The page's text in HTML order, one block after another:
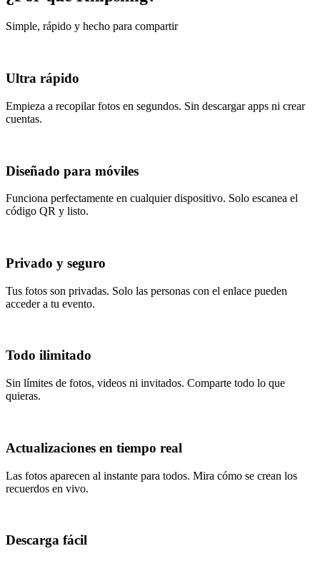
Simple, rápido y hecho para compartir
Ultra rápido
Empieza a recopilar fotos en segundos. Sin descargar apps ni crear
cuentas.
Diseñado para móviles
Funciona perfectamente en cualquier dispositivo. Solo escanea el
código QR y listo.
Privado y seguro
Tus fotos son privadas. Solo las personas con el enlace pueden
acceder a tu evento.
Todo ilimitado
Sin límites de fotos, videos ni invitados. Comparte todo lo que
quieras.
Actualizaciones en tiempo real
Las fotos aparecen al instante para todos. Mira cómo se crean los
recuerdos en vivo.
Descarga fácil